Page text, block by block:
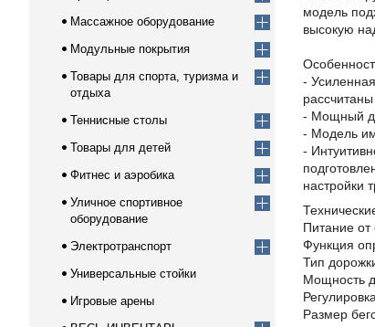
модель
высокую
-
- Мощный
- Модель
-
настройки
Питание от
Функция
Тип
Мощность
Размер
Массажное оборудование
Модульные покрытия
Товары для спорта, туризма и
отдыха
Теннисные столы
Товары для детей
Фитнес и аэробика
Уличное спортивное
оборудование
Электротранспорт
Универсальные стойки
Игровые арены